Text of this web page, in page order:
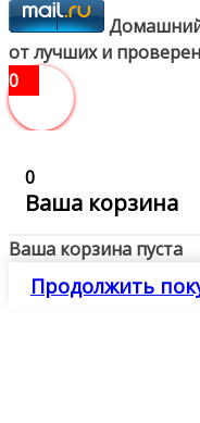
Домашний
от лучших и
0
0
Ваша корзина
Ваша корзина пуста
Продолжить